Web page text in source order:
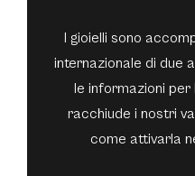
I gioielli sono
internazionale di due
le informazioni per
racchiude i nostri
come attivarla